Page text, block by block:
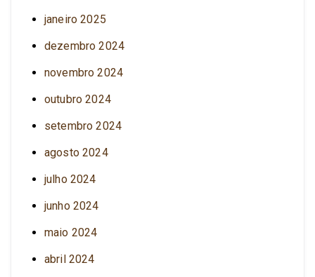
janeiro 2025
dezembro 2024
novembro 2024
outubro 2024
setembro 2024
agosto 2024
julho 2024
junho 2024
maio 2024
abril 2024